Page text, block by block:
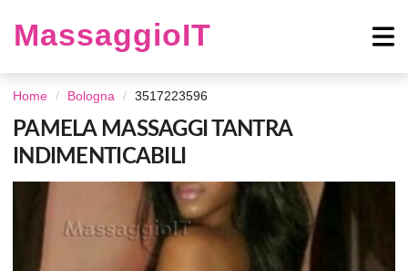
MassaggioIT
Home Bologna 3517223596
PAMELA MASSAGGI TANTRA
INDIMENTICABILI